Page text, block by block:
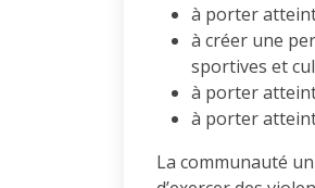
à porter
à créer une
sportives et
à porter
à porter
La communauté